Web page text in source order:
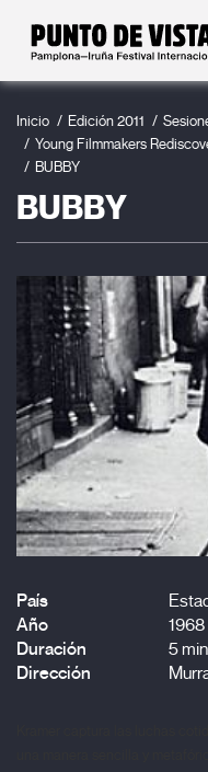
Inicio Edición 2011
Young Filmmakers
BUBBY
BUBBY
País
Año
1968
Duración
5
Dirección